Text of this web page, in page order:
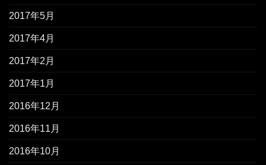
2017年5月
2017年4月
2017年2月
2017年1月
2016年12月
2016年11月
2016年10月